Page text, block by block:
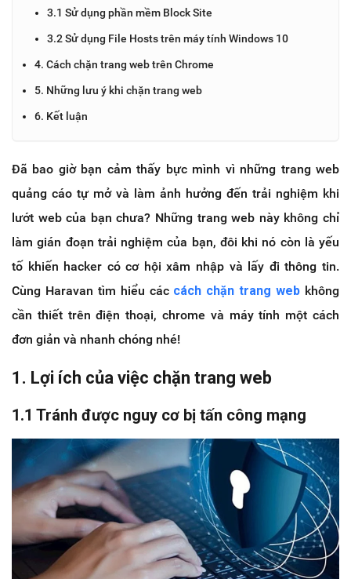
3.1 Sử dụng phần mềm Block Site
3.2 Sử dụng File Hosts trên máy tính Windows 10
4. Cách chặn trang web trên Chrome
5. Những lưu ý khi chặn trang web
6. Kết luận
Đã bao giờ bạn cảm thấy bực mình vì những trang web
quảng cáo tự mở và làm ảnh hưởng đến trải nghiệm khi
lướt web của bạn chưa? Những trang web này không chỉ
làm gián đoạn trải nghiệm của bạn, đôi khi nó còn là yếu
tố khiến hacker có cơ hội xâm nhập và lấy đi thông tin.
Cùng Haravan tìm hiểu các cách chặn trang web không
cần thiết trên điện thoại, chrome và máy tính một cách
đơn giản và nhanh chóng nhé!
1. Lợi ích của việc chặn trang web
1.1 Tránh được nguy cơ bị tấn công mạng